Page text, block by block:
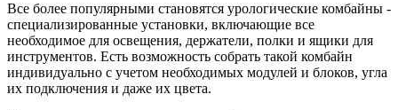
Все более популярными становятся урологические комбайны -
специализированные установки, включающие все
необходимое для освещения, держатели, полки и ящики для
инструментов. Есть возможность собрать такой комбайн
индивидуально с учетом необходимых модулей и блоков, угла
их подключения и даже их цвета.